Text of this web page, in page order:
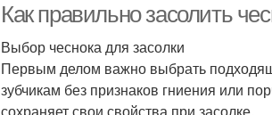
Как правильно засолить
Выбор чеснока для засолки
Первым делом важно выбрать
зубчикам без признаков гниения или